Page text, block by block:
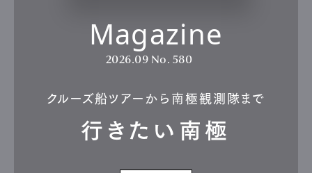
Magazine
2026.09 No. 580
クルーズ船ツアーから南極観測隊まで
行きたい南極